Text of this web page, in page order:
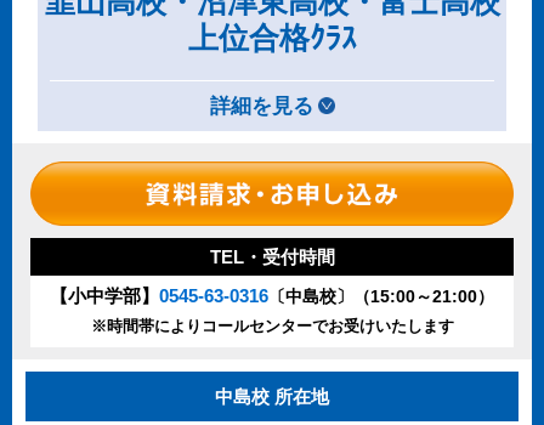
上位合格ｸﾗｽ
詳細を見る
TEL・受付時間
【小中学部】 0545-63-0316 〔中島校〕（15:00～21:00）
※時間帯によりコールセンターでお受けいたします
中島校 所在地